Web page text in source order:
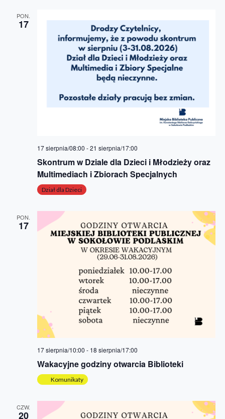
PON.
17
17 sierpnia/08:00 -21 sierpnia/17:00
Skontrum w Dziale dla Dzieci i Młodzieży oraz
Multimediach i Zbiorach Specjalnych
Dział dla Dzieci
PON.
17
17 sierpnia/10:00 - 18 sierpnia/17:00
Wakacyjne godziny otwarcia Biblioteki
Komunikaty
CZW.
20